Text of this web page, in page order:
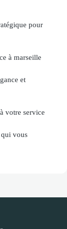
pour
à marseille
et
votre service
vous